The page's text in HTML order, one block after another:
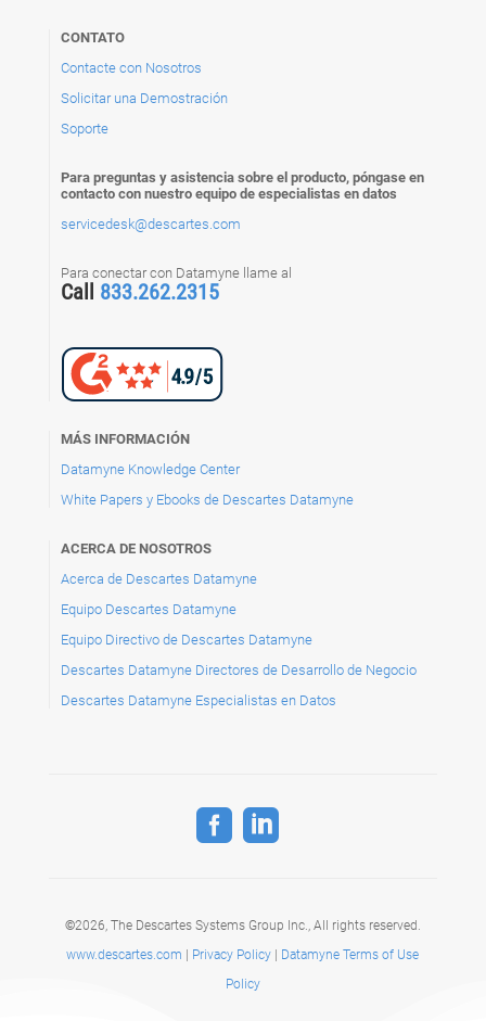
CONTATO
Contacte con Nosotros
Solicitar una Demostración
Soporte
Para preguntas y asistencia sobre el producto, póngase en
contacto con nuestro equipo de especialistas en datos
servicedesk@descartes.com
Para conectar con Datamyne llame al
Call 833.262.2315
MÁS INFORMACIÓN
Datamyne Knowledge Center
White Papers y Ebooks de Descartes Datamyne
ACERCA DE NOSOTROS
Acerca de Descartes Datamyne
Equipo Descartes Datamyne
Equipo Directivo de Descartes Datamyne
Descartes Datamyne Directores de Desarrollo de Negocio
Descartes Datamyne Especialistas en Datos
 
©2026, The Descartes Systems Group Inc., All rights reserved.
www.descartes.com
Privacy Policy
Datamyne Terms of Use
Policy